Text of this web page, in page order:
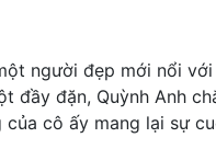
người đẹp mới nổi
đầy đặn, Quỳnh Anh
cô ấy mang lại sự